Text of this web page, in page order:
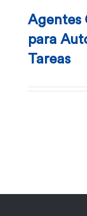
Agentes
para
Tareas